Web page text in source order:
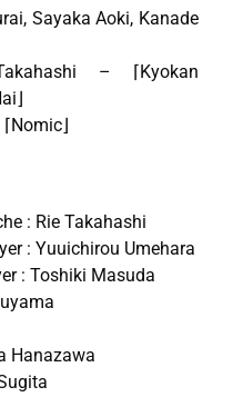
Sayaka Aoki, Kanade
– ⌈Kyokan
: Rie Takahashi
: Yuuichirou Umehara
: Toshiki Masuda
Hanazawa